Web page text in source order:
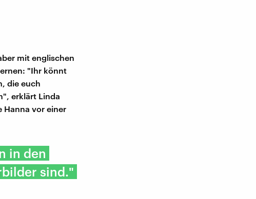
mit englischen
"Ihr könnt
die euch
erklärt Linda
Hanna vor einer
in den
sind."